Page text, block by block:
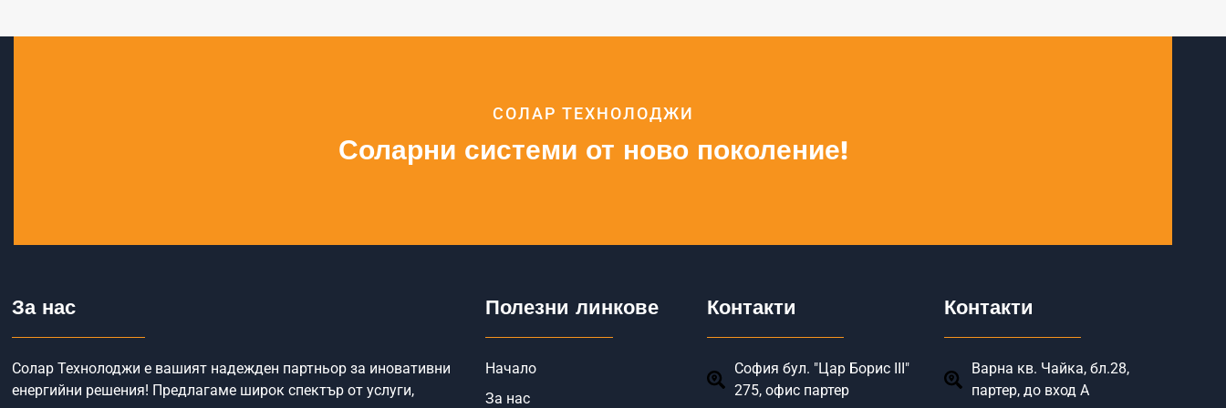
СОЛАР ТЕХНОЛОДЖИ
Соларни системи от ново поколение!
За нас
Солар Технолоджи е вашият надежден партньор за иновативни
енергийни решения! Предлагаме широк спектър от услуги,
Полезни линкове
Начало
За нас
Контакти
София бул. "Цар Борис III"
275, офис партер
Контакти
Варна кв. Чайка, бл.28,
партер, до вход А